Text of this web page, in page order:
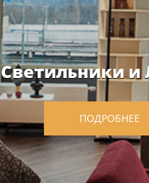
Светильники
ПОДРОБНЕЕ